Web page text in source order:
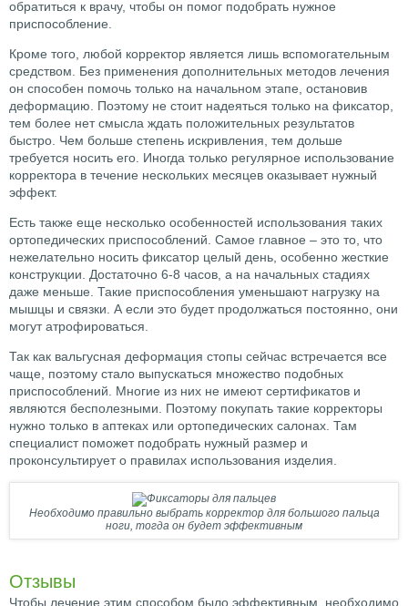
обратиться к врачу, чтобы он помог подобрать нужное
приспособление.
Кроме того, любой корректор является лишь вспомогательным
средством. Без применения дополнительных методов лечения
он способен помочь только на начальном этапе, остановив
деформацию. Поэтому не стоит надеяться только на фиксатор,
тем более нет смысла ждать положительных результатов
быстро. Чем больше степень искривления, тем дольше
требуется носить его. Иногда только регулярное использование
корректора в течение нескольких месяцев оказывает нужный
эффект.
Есть также еще несколько особенностей использования таких
ортопедических приспособлений. Самое главное – это то, что
нежелательно носить фиксатор целый день, особенно жесткие
конструкции. Достаточно 6-8 часов, а на начальных стадиях
даже меньше. Такие приспособления уменьшают нагрузку на
мышцы и связки. А если это будет продолжаться постоянно, они
могут атрофироваться.
Так как вальгусная деформация стопы сейчас встречается все
чаще, поэтому стало выпускаться множество подобных
приспособлений. Многие из них не имеют сертификатов и
являются бесполезными. Поэтому покупать такие корректоры
нужно только в аптеках или ортопедических салонах. Там
специалист поможет подобрать нужный размер и
проконсультирует о правилах использования изделия.
Необходимо правильно выбрать корректор для большого пальца
ноги, тогда он будет эффективным
Отзывы
Чтобы лечение этим способом было эффективным, необходимо